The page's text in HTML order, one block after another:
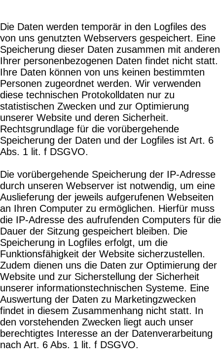
Die Daten werden temporär in den Logfiles des
von uns genutzten Webservers gespeichert. Eine
Speicherung dieser Daten zusammen mit anderen
Ihrer personenbezogenen Daten findet nicht statt.
Ihre Daten können von uns keinen bestimmten
Personen zugeordnet werden. Wir verwenden
diese technischen Protokolldaten nur zu
statistischen Zwecken und zur Optimierung
unserer Website und deren Sicherheit.
Rechtsgrundlage für die vorübergehende
Speicherung der Daten und der Logfiles ist Art. 6
Abs. 1 lit. f DSGVO.
Die vorübergehende Speicherung der IP-Adresse
durch unseren Webserver ist notwendig, um eine
Auslieferung der jeweils aufgerufenen Webseiten
an Ihren Computer zu ermöglichen. Hierfür muss
die IP-Adresse des aufrufenden Computers für die
Dauer der Sitzung gespeichert bleiben. Die
Speicherung in Logfiles erfolgt, um die
Funktionsfähigkeit der Website sicherzustellen.
Zudem dienen uns die Daten zur Optimierung der
Website und zur Sicherstellung der Sicherheit
unserer informationstechnischen Systeme. Eine
Auswertung der Daten zu Marketingzwecken
findet in diesem Zusammenhang nicht statt. In
den vorstehenden Zwecken liegt auch unser
berechtigtes Interesse an der Datenverarbeitung
nach Art. 6 Abs. 1 lit. f DSGVO.